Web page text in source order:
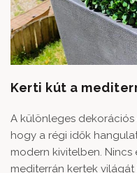
Kerti kút a
A különleges dekorációs
hogy a régi idők
modern kivitelben. Nincs
mediterrán kertek